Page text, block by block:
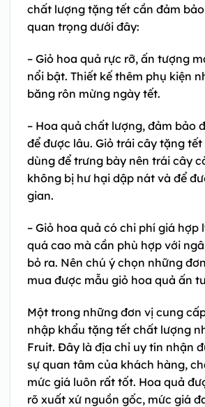
chất lượng tặng tết cần đảm
quan trọng dưới đây:
– Giỏ hoa quả rực rỡ, ấn tượng
nổi bật. Thiết kế thêm phụ kiện
băng rôn mừng ngày tết.
– Hoa quả chất lượng, đảm bảo
để được lâu. Giỏ trái cây tặng tết
dùng để trưng bày nên trái cây
không bị hư hại dập nát và để
gian.
– Giỏ hoa quả có chi phí giá hợp
quá cao mà cần phù hợp với
bỏ ra. Nên chú ý chọn những
mua được mẫu giỏ hoa quả ấn
Một trong những đơn vị cung
nhập khẩu tặng tết chất lượng
Fruit. Đây là địa chỉ uy tín nhận
sự quan tâm của khách hàng,
mức giá luôn rất tốt. Hoa quả
rõ xuất xứ nguồn gốc, mức giá